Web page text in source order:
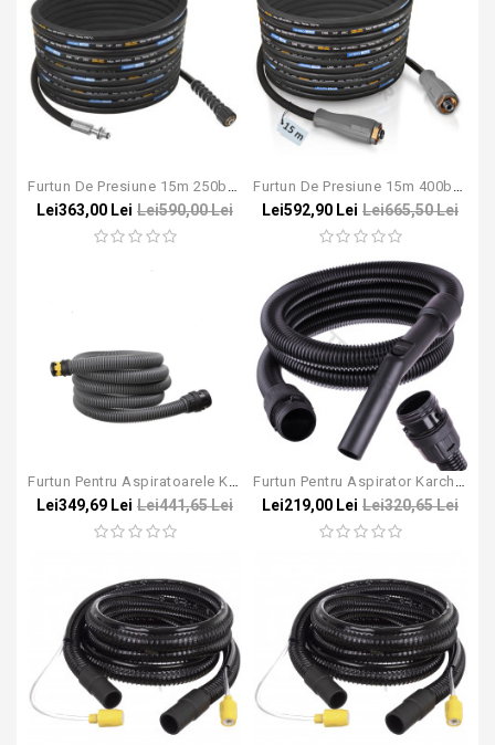
Furtun De Presiune 15m 250bar Pentru Aparatele Karcher HD/HDS
Lei363,00 Lei Lei590,00 Lei
Furtun De Presiune 15m 400bar Pentru Aparatele Karcher HD/HDS Easy!Lock
Lei592,90 Lei Lei665,50 Lei
Furtun Pentru Aspiratoarele Karcher NT - 4m
Lei349,69 Lei Lei441,65 Lei
Furtun Pentru Aspirator Karcher NT 22/1 30/1 40/1 50/1 65/2 75/2
Lei219,00 Lei Lei320,65 Lei